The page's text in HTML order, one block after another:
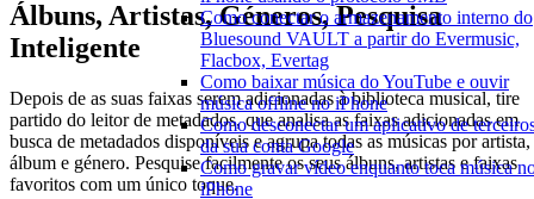
Como conectar o armazenamento interno do
Bluesound VAULT a partir do Evermusic,
Flacbox, Evertag
Como baixar música do YouTube e ouvir
música offline no iPhone
Como desconectar um aplicativo de
da sua conta Google
Como gravar vídeo enquanto toca música
iPhone
Álbuns, Artistas, Géneros, Pesquisa
Inteligente
Depois de as suas faixas serem adicionadas à biblioteca musical, tire
partido do leitor de metadados, que analisa as faixas adicionadas em
busca de metadados disponíveis e agrupa todas as músicas por artista,
álbum e género. Pesquise facilmente os seus álbuns, artistas e faixas
favoritos com um único toque.